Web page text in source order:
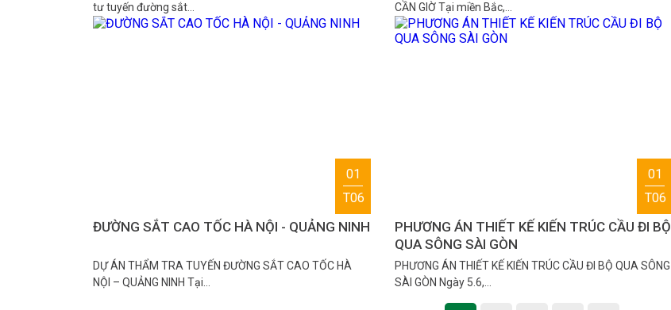
tư tuyến đường sắt…
CẦN GIỜ Tại miền Bắc,…
01
T06
ĐƯỜNG SẮT CAO TỐC HÀ NỘI - QUẢNG NINH
DỰ ÁN THẨM TRA TUYẾN ĐƯỜNG SẮT CAO TỐC HÀ
NỘI – QUẢNG NINH Tại…
01
T06
PHƯƠNG ÁN THIẾT KẾ KIẾN TRÚC CẦU ĐI BỘ
QUA SÔNG SÀI GÒN
PHƯƠNG ÁN THIẾT KẾ KIẾN TRÚC CẦU ĐI BỘ QUA SÔNG
SÀI GÒN Ngày 5.6,…